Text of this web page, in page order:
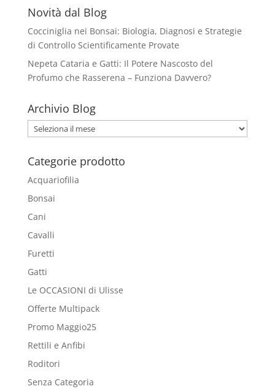
Novità dal Blog
Cocciniglia nei Bonsai: Biologia, Diagnosi e Strategie
di Controllo Scientificamente Provate
Nepeta Cataria e Gatti: Il Potere Nascosto del
Profumo che Rasserena – Funziona Davvero?
Archivio Blog
Archivio
Blog
Categorie prodotto
Acquariofilia
Bonsai
Cani
Cavalli
Furetti
Gatti
Le OCCASIONI di Ulisse
Offerte Multipack
Promo Maggio25
Rettili e Anfibi
Roditori
Senza Categoria